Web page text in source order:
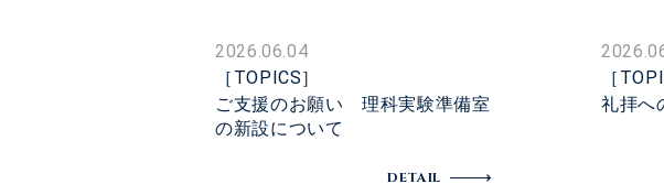
2026.06.04
［TOPICS］
ご支援のお願い 理科実験準備室
の新設について
DETAIL
［
礼拝へ